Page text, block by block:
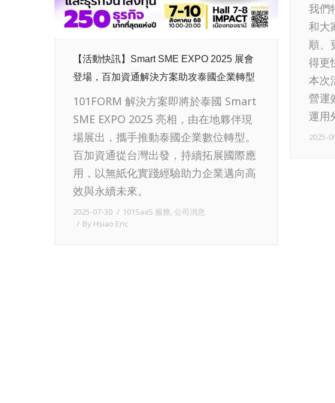
我們
和大
順、
得更
本次
營運
運用
2025-
【活動快訊】Smart SME EXPO 2025 展會
登場，百加資通解決方案助攻泰國企業轉型
101FORM 解決方案即將於泰國 Smart
SME EXPO 2025 亮相，由在地夥伴現
場展出，攜手推動泰國企業數位轉型。
百加資通從台灣出發，持續拓展國際應
用，以無紙化實踐經驗助力企業邁向高
效與永續未來。
2025-07-30 101SaaS 服務, 公司消息
By Hsiao Eric